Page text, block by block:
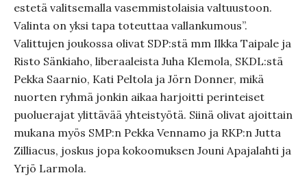
estetä valitsemalla vasemmistolaisia valtuustoon.
Valinta on yksi tapa toteuttaa vallankumous”.
Valittujen joukossa olivat SDP:stä mm Ilkka Taipale ja
Risto Sänkiaho, liberaaleista Juha Klemola, SKDL:stä
Pekka Saarnio, Kati Peltola ja Jörn Donner, mikä
nuorten ryhmä jonkin aikaa harjoitti perinteiset
puoluerajat ylittävää yhteistyötä. Siinä olivat ajoittain
mukana myös SMP:n Pekka Vennamo ja RKP:n Jutta
Zilliacus, joskus jopa kokoomuksen Jouni Apajalahti ja
Yrjö Larmola.